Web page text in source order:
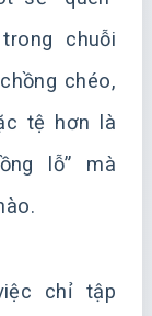
chuỗi
chéo,
tệ hơn là
lỗ” mà
chỉ tập